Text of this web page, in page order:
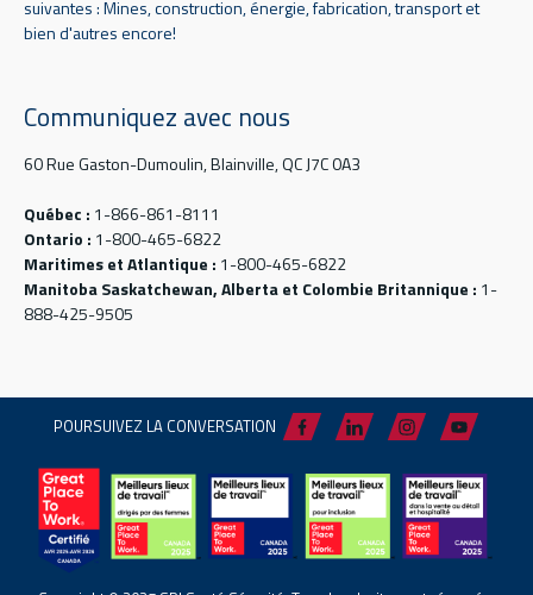
suivantes : Mines, construction, énergie, fabrication, transport et
bien d'autres encore!
Communiquez avec nous
60 Rue Gaston-Dumoulin, Blainville, QC J7C 0A3
Québec : 1-866-861-8111
Ontario : 1-800-465-6822
Maritimes et Atlantique : 1-800-465-6822
Manitoba Saskatchewan, Alberta et Colombie Britannique : 1-
888-425-9505
POURSUIVEZ LA CONVERSATION